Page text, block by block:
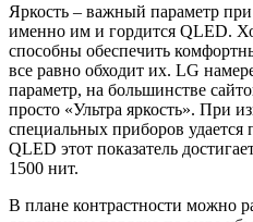
Яркость – важный параметр
именно им и гордится QLED.
способны обеспечить
все равно обходит их. LG
параметр, на большинстве
просто «Ультра яркость». При
специальных приборов удается
QLED этот показатель
1500 нит.
В плане контрастности можно